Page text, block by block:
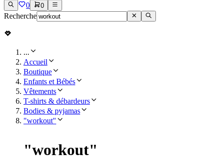
0 0
Recherche
...
Accueil
Boutique
Enfants et Bébés
Vêtements
T-shirts & débardeurs
Bodies & pyjamas
"workout"
"workout"